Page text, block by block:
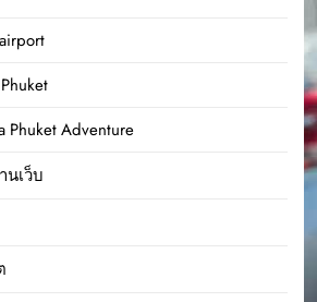
Phuket Adventure
นเว็บ